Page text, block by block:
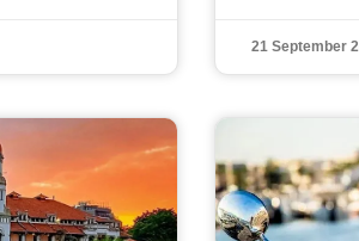
21 September